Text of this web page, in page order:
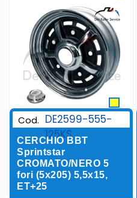
Cod. DE2599-555-
125KS
CERCHIO BBT
Sprintstar
CROMATO/NERO 5
fori (5x205) 5,5x15,
ET+25